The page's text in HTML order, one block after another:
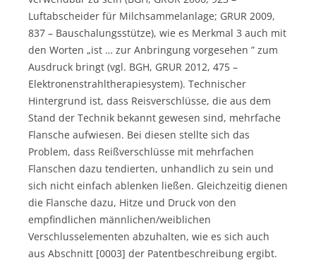
Luftabscheider für Milchsammelanlage; GRUR 2009,
837 – Bauschalungsstütze), wie es Merkmal 3 auch mit
den Worten „ist … zur Anbringung vorgesehen ” zum
Ausdruck bringt (vgl. BGH, GRUR 2012, 475 –
Elektronenstrahltherapiesystem). Technischer
Hintergrund ist, dass Reisverschlüsse, die aus dem
Stand der Technik bekannt gewesen sind, mehrfache
Flansche aufwiesen. Bei diesen stellte sich das
Problem, dass Reißverschlüsse mit mehrfachen
Flanschen dazu tendierten, unhandlich zu sein und
sich nicht einfach ablenken ließen. Gleichzeitig dienen
die Flansche dazu, Hitze und Druck von den
empfindlichen männlichen/weiblichen
Verschlusselementen abzuhalten, wie es sich auch
aus Abschnitt [0003] der Patentbeschreibung ergibt.